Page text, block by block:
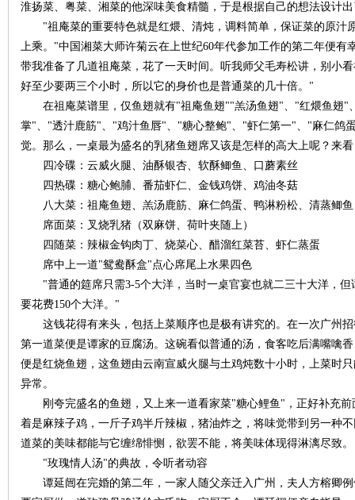
淮扬菜、粤菜、湘菜的他深味美食精髓，于是根据自己的想法设计
"祖庵菜的重要特色就是红煨、清炖，调料简单，保证菜的原汁
上乘。"中国湘菜大师许菊云在上世纪60年代参加工作的第二年便有
带我准备了几道祖庵菜，花了一天时间。听我师父毛寿松讲，别小
好至少要两三个小时，所以它的身价也是普通菜的几十倍。"
在祖庵菜谱里，仅鱼翅就有"祖庵鱼翅""羔汤鱼翅"、"红煨鱼翅"
掌"、"透汁鹿筋"、"鸡汁鱼唇"、"糖心整鲍"、"虾仁第一"、"麻仁鸽
觉。那么，一桌最为盛名的乳猪鱼翅席又该是怎样的高大上呢？来
四冷碟：云威火腿、油酥银杏、软酥鲫鱼、口蘑素丝
四热碟：糖心鲍脯、番茄虾仁、金钱鸡饼、鸡油冬菇
八大菜：祖庵鱼翅、羔汤鹿筋、麻仁鸽蛋、鸭淋粉松、清蒸鲫鱼
席面菜：叉烧乳猪（双麻饼、荷叶夹随上）
四随菜：辣椒金钩肉丁、烧菜心、醋溜红菜苔、虾仁蒸蛋
席中上一道"鸳鸯酥盒"点心席尾上水果四色
"普通的筵席只需3-5个大洋，当时一桌官宴也就二三十大洋，但
要花费150个大洋。"
这钱花得有来头，包括上菜顺序也是极有讲究的。在一次广州招
第一道菜便是谭家的豆腐汤。这碗看似普通的汤，食客吃后满嘴噙
便是红烧鱼翅，这鱼翅由云南宣威火腿与土鸡炖数十小时，上菜时
异常。
刚夸完盛名的鱼翅，又上来一道看家菜"糖心鲤鱼"，正好补充前
着是麻辣子鸡，一斤子鸡半斤辣椒，猪油炸之，将味觉带到另一种
道菜的美味都能与它缠绵悱恻，欲罢不能，将美味体现得淋漓尽致
"玫瑰情人汤"的典故，令听者动容
谭延闿在完婚的第二年，一家人随父亲迁入广州，夫人方榕卿例